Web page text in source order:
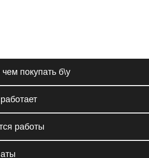
покупать б\у
работы